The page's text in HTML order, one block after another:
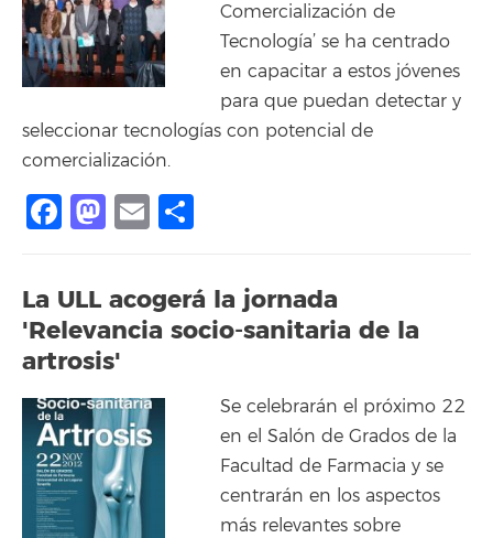
Comercialización de
Tecnología’ se ha centrado
en capacitar a estos jóvenes
para que puedan detectar y
seleccionar tecnologías con potencial de
comercialización.
Facebook
Mastodon
Email
La ULL acogerá la jornada
'Relevancia socio-sanitaria de la
artrosis'
Se celebrarán el próximo 22
en el Salón de Grados de la
Facultad de Farmacia y se
centrarán en los aspectos
más relevantes sobre